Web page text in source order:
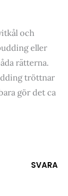
och
eller
rätterna.
tröttnar
gör det ca
SVARA